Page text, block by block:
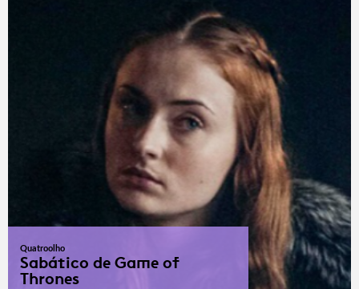
Quatroolho
Sabático de Game of
Thrones